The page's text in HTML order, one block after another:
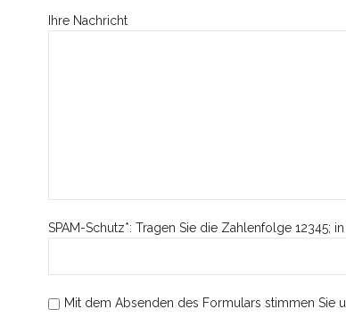
Ihre Nachricht
SPAM-Schutz*: Tragen Sie die Zahlenfolge 12345;
Mit dem Absenden des Formulars stimmen Sie